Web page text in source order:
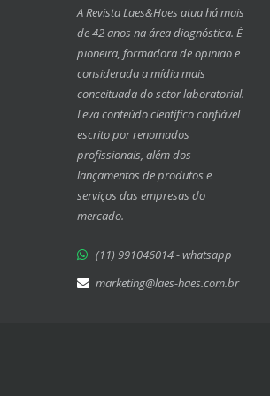
A Revista Laes&Haes atua há mais
de 42 anos na área diagnóstica. É
pioneira, formadora de opinião e
considerada a mídia mais
conceituada do setor laboratorial.
Leva conteúdo científico confiável
escrito por renomados
profissionais, além dos
lançamentos de produtos e
serviços das empresas do
mercado.
(11) 991046014 - whatsapp
marketing@laes-haes.com.br